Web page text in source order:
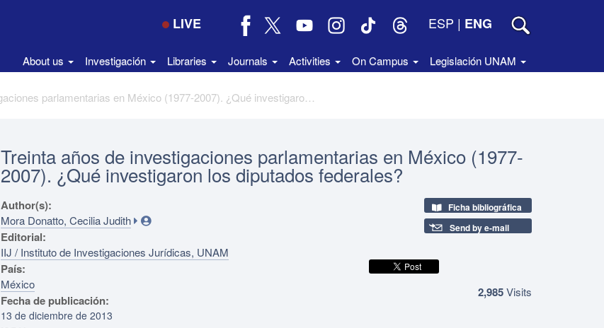
LIVE ESP | ENG
About us Investigación Libraries Journals Activities On Campus Legislación UNAM
Treinta años de investigaciones parlamentarias en México (1977-2007). ¿Qué investigaron los diputados federales?
Treinta años de investigaciones parlamentarias en México (1977-
2007). ¿Qué investigaron los diputados federales?
Author(s):
Mora Donatto, Cecilia Judith
Editorial:
IIJ / Instituto de Investigaciones Jurídicas, UNAM
País:
México
Fecha de publicación:
13 de diciembre de 2013
Ficha bibliográfica
Send by e-mail
2,985Visits